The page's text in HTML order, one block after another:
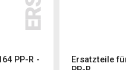
PP-R -
Ersatzteile